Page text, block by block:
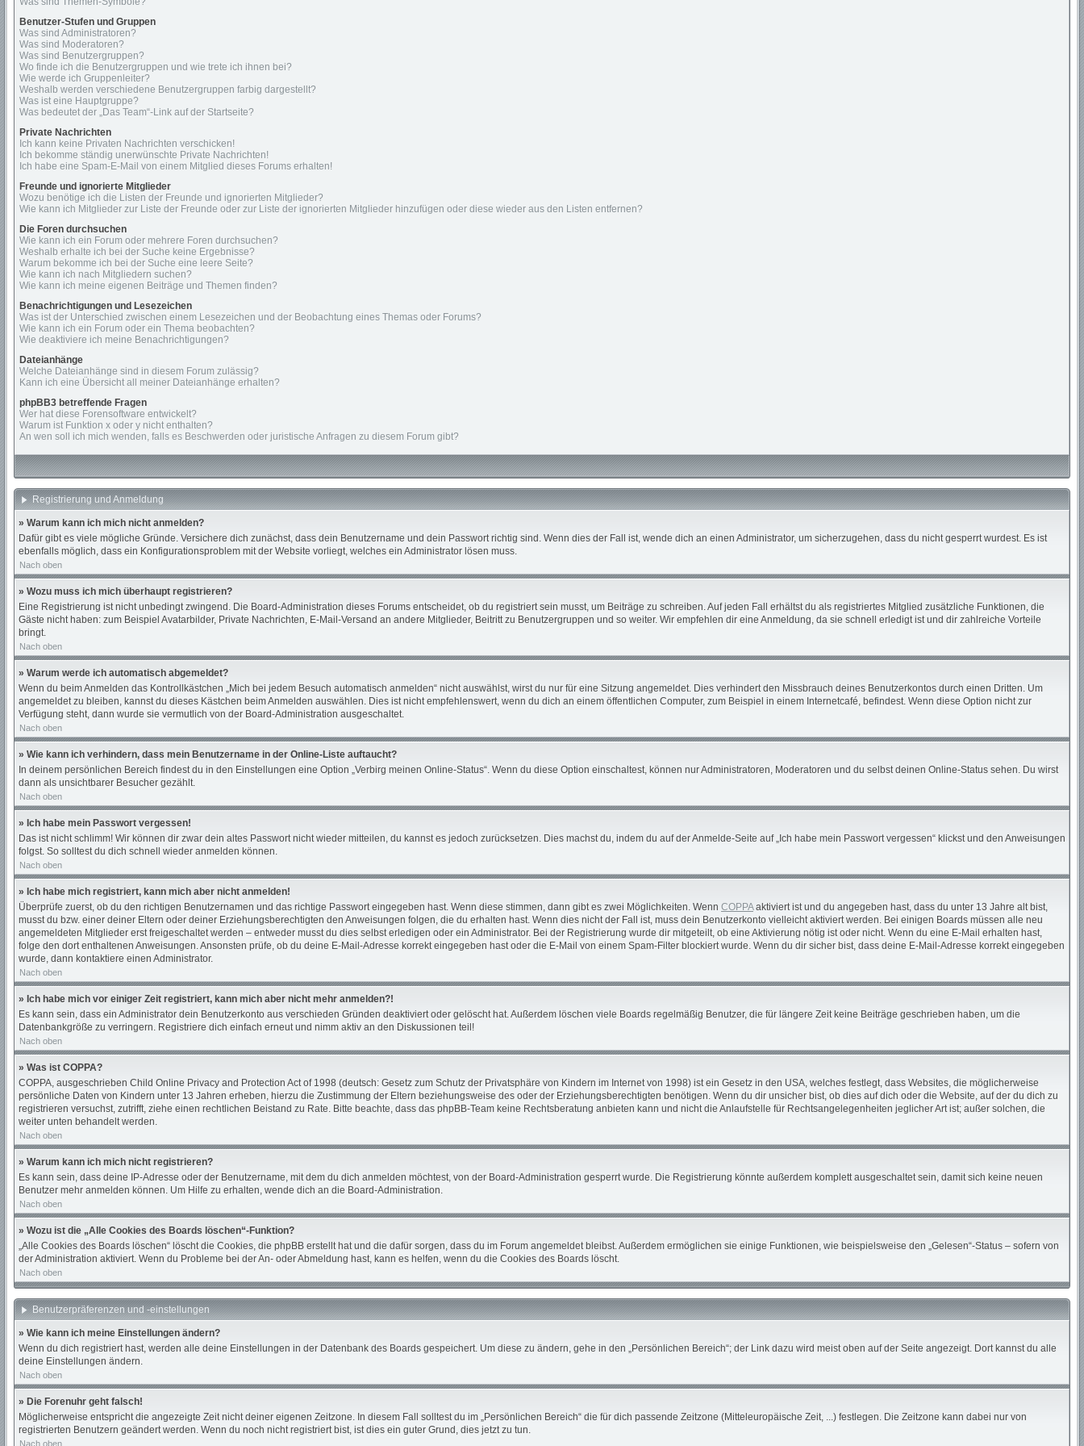
Benutzer-Stufen und Gruppen
Was sind Administratoren?
Was sind Moderatoren?
Was sind Benutzergruppen?
Wo finde ich die Benutzergruppen und wie trete ich ihnen bei?
Wie werde ich Gruppenleiter?
Weshalb werden verschiedene Benutzergruppen farbig dargestellt?
Was ist eine Hauptgruppe?
Was bedeutet der „Das Team“-Link auf der Startseite?
Private Nachrichten
Ich kann keine Privaten Nachrichten verschicken!
Ich bekomme ständig unerwünschte Private Nachrichten!
Ich habe eine Spam-E-Mail von einem Mitglied dieses Forums erhalten!
Freunde und ignorierte Mitglieder
Wozu benötige ich die Listen der Freunde und ignorierten Mitglieder?
Wie kann ich Mitglieder zur Liste der Freunde oder zur Liste der ignorierten Mitglieder hinzufügen oder diese wieder aus den Listen entfernen?
Die Foren durchsuchen
Wie kann ich ein Forum oder mehrere Foren durchsuchen?
Weshalb erhalte ich bei der Suche keine Ergebnisse?
Warum bekomme ich bei der Suche eine leere Seite?
Wie kann ich nach Mitgliedern suchen?
Wie kann ich meine eigenen Beiträge und Themen finden?
Benachrichtigungen und Lesezeichen
Was ist der Unterschied zwischen einem Lesezeichen und der Beobachtung eines Themas oder Forums?
Wie kann ich ein Forum oder ein Thema beobachten?
Wie deaktiviere ich meine Benachrichtigungen?
Dateianhänge
Welche Dateianhänge sind in diesem Forum zulässig?
Kann ich eine Übersicht all meiner Dateianhänge erhalten?
phpBB3 betreffende Fragen
Wer hat diese Forensoftware entwickelt?
Warum ist Funktion x oder y nicht enthalten?
An wen soll ich mich wenden, falls es Beschwerden oder juristische Anfragen zu diesem Forum gibt?
Registrierung und Anmeldung
» Warum kann ich mich nicht anmelden?
Dafür gibt es viele mögliche Gründe. Versichere dich zunächst, dass dein Benutzername und dein Passwort richtig sind. Wenn dies der Fall ist, wende dich an einen Administrator, um sicherzugehen, dass du nicht gesperrt wurdest. Es ist
ebenfalls möglich, dass ein Konfigurationsproblem mit der Website vorliegt, welches ein Administrator lösen muss.
Nach oben
» Wozu muss ich mich überhaupt registrieren?
Eine Registrierung ist nicht unbedingt zwingend. Die Board-Administration dieses Forums entscheidet, ob du registriert sein musst, um Beiträge zu schreiben. Auf jeden Fall erhältst du als registriertes Mitglied zusätzliche Funktionen, die
Gäste nicht haben: zum Beispiel Avatarbilder, Private Nachrichten, E-Mail-Versand an andere Mitglieder, Beitritt zu Benutzergruppen und so weiter. Wir empfehlen dir eine Anmeldung, da sie schnell erledigt ist und dir zahlreiche Vorteile
bringt.
Nach oben
» Warum werde ich automatisch abgemeldet?
Wenn du beim Anmelden das Kontrollkästchen „Mich bei jedem Besuch automatisch anmelden“ nicht auswählst, wirst du nur für eine Sitzung angemeldet. Dies verhindert den Missbrauch deines Benutzerkontos durch einen Dritten. Um
angemeldet zu bleiben, kannst du dieses Kästchen beim Anmelden auswählen. Dies ist nicht empfehlenswert, wenn du dich an einem öffentlichen Computer, zum Beispiel in einem Internetcafé, befindest. Wenn diese Option nicht zur
Verfügung steht, dann wurde sie vermutlich von der Board-Administration ausgeschaltet.
Nach oben
» Wie kann ich verhindern, dass mein Benutzername in der Online-Liste auftaucht?
In deinem persönlichen Bereich findest du in den Einstellungen eine Option „Verbirg meinen Online-Status“. Wenn du diese Option einschaltest, können nur Administratoren, Moderatoren und du selbst deinen Online-Status sehen. Du wirst
dann als unsichtbarer Besucher gezählt.
Nach oben
» Ich habe mein Passwort vergessen!
Das ist nicht schlimm! Wir können dir zwar dein altes Passwort nicht wieder mitteilen, du kannst es jedoch zurücksetzen. Dies machst du, indem du auf der Anmelde-Seite auf „Ich habe mein Passwort vergessen“ klickst und den Anweisungen
folgst. So solltest du dich schnell wieder anmelden können.
Nach oben
» Ich habe mich registriert, kann mich aber nicht anmelden!
Überprüfe zuerst, ob du den richtigen Benutzernamen und das richtige Passwort eingegeben hast. Wenn diese stimmen, dann gibt es zwei Möglichkeiten. Wenn COPPAaktiviert ist und du angegeben hast, dass du unter 13 Jahre alt bist,
musst du bzw. einer deiner Eltern oder deiner Erziehungsberechtigten den Anweisungen folgen, die du erhalten hast. Wenn dies nicht der Fall ist, muss dein Benutzerkonto vielleicht aktiviert werden. Bei einigen Boards müssen alle neu
angemeldeten Mitglieder erst freigeschaltet werden – entweder musst du dies selbst erledigen oder ein Administrator. Bei der Registrierung wurde dir mitgeteilt, ob eine Aktivierung nötig ist oder nicht. Wenn du eine E-Mail erhalten hast,
folge den dort enthaltenen Anweisungen. Ansonsten prüfe, ob du deine E-Mail-Adresse korrekt eingegeben hast oder die E-Mail von einem Spam-Filter blockiert wurde. Wenn du dir sicher bist, dass deine E-Mail-Adresse korrekt eingegeben
wurde, dann kontaktiere einen Administrator.
Nach oben
» Ich habe mich vor einiger Zeit registriert, kann mich aber nicht mehr anmelden?!
Es kann sein, dass ein Administrator dein Benutzerkonto aus verschieden Gründen deaktiviert oder gelöscht hat. Außerdem löschen viele Boards regelmäßig Benutzer, die für längere Zeit keine Beiträge geschrieben haben, um die
Datenbankgröße zu verringern. Registriere dich einfach erneut und nimm aktiv an den Diskussionen teil!
Nach oben
» Was ist COPPA?
COPPA, ausgeschrieben Child Online Privacy and Protection Act of 1998 (deutsch: Gesetz zum Schutz der Privatsphäre von Kindern im Internet von 1998) ist ein Gesetz in den USA, welches festlegt, dass Websites, die möglicherweise
persönliche Daten von Kindern unter 13 Jahren erheben, hierzu die Zustimmung der Eltern beziehungsweise des oder der Erziehungsberechtigten benötigen. Wenn du dir unsicher bist, ob dies auf dich oder die Website, auf der du dich zu
registrieren versuchst, zutrifft, ziehe einen rechtlichen Beistand zu Rate. Bitte beachte, dass das phpBB-Team keine Rechtsberatung anbieten kann und nicht die Anlaufstelle für Rechtsangelegenheiten jeglicher Art ist; außer solchen, die
weiter unten behandelt werden.
Nach oben
» Warum kann ich mich nicht registrieren?
Es kann sein, dass deine IP-Adresse oder der Benutzername, mit dem du dich anmelden möchtest, von der Board-Administration gesperrt wurde. Die Registrierung könnte außerdem komplett ausgeschaltet sein, damit sich keine neuen
Benutzer mehr anmelden können. Um Hilfe zu erhalten, wende dich an die Board-Administration.
Nach oben
» Wozu ist die „Alle Cookies des Boards löschen“-Funktion?
„Alle Cookies des Boards löschen“ löscht die Cookies, die phpBB erstellt hat und die dafür sorgen, dass du im Forum angemeldet bleibst. Außerdem ermöglichen sie einige Funktionen, wie beispielsweise den „Gelesen“-Status – sofern von
der Administration aktiviert. Wenn du Probleme bei der An- oder Abmeldung hast, kann es helfen, wenn du die Cookies des Boards löscht.
Nach oben
Benutzerpräferenzen und -einstellungen
» Wie kann ich meine Einstellungen ändern?
Wenn du dich registriert hast, werden alle deine Einstellungen in der Datenbank des Boards gespeichert. Um diese zu ändern, gehe in den „Persönlichen Bereich“; der Link dazu wird meist oben auf der Seite angezeigt. Dort kannst du alle
deine Einstellungen ändern.
Nach oben
» Die Forenuhr geht falsch!
Möglicherweise entspricht die angezeigte Zeit nicht deiner eigenen Zeitzone. In diesem Fall solltest du im „Persönlichen Bereich“ die für dich passende Zeitzone (Mitteleuropäische Zeit, ...) festlegen. Die Zeitzone kann dabei nur von
registrierten Benutzern geändert werden. Wenn du noch nicht registriert bist, ist dies ein guter Grund, dies jetzt zu tun.
Nach oben